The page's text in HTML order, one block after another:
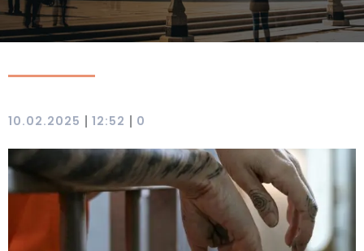
10.02.2025 | 12:52 | 0